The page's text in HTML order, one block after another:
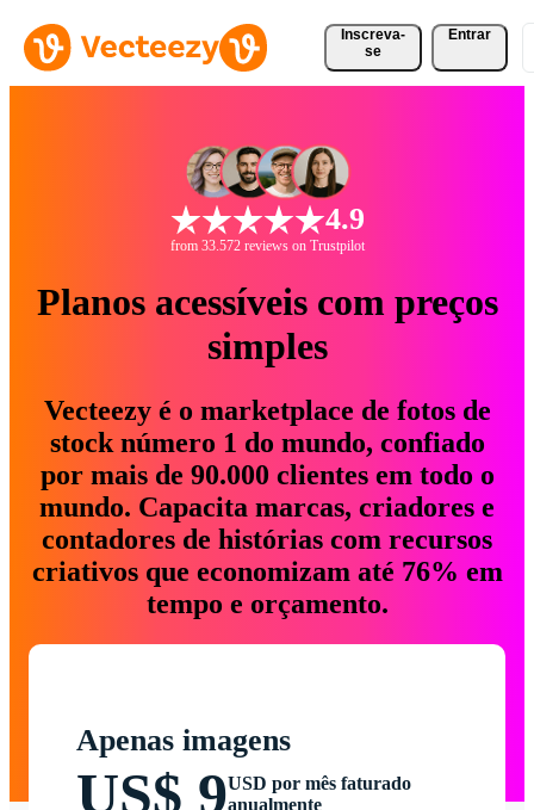
Inscreva-
se
Entrar
4.9
from 33.572 reviews on Trustpilot
Planos acessíveis com preços
simples
Vecteezy é o marketplace de fotos de
stock número 1 do mundo, confiado
por mais de 90.000 clientes em todo o
mundo. Capacita marcas, criadores e
contadores de histórias com recursos
criativos que economizam até 76% em
tempo e orçamento.
Apenas imagens
US$ 9USD por mês faturado
anualmente